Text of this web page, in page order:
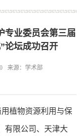
专业委员会第三届
论坛成功召开
来源：学术部
植物资源利用与保
有限公司、天津大